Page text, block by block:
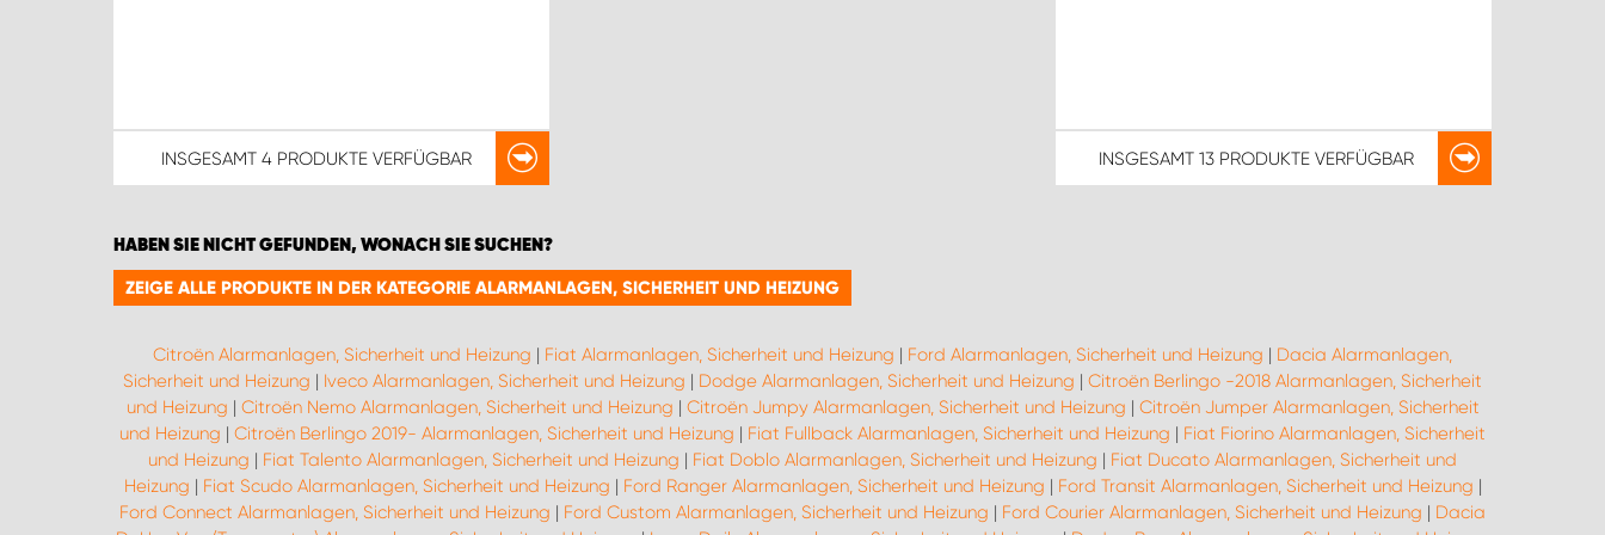
INSGESAMT 4 PRODUKTEVERFÜGBAR INSGESAMT 13 PRODUKTE VERFÜGBAR
HABEN SIE NICHT GEFUNDEN, WONACH SIE SUCHEN?
ZEIGE ALLE PRODUKTE IN DER KATEGORIE ALARMANLAGEN, SICHERHEIT UND HEIZUNG
Citroën Alarmanlagen, Sicherheit und Heizung | Fiat Alarmanlagen, Sicherheit und Heizung | Ford Alarmanlagen, Sicherheit und Heizung | Dacia Alarmanlagen,
Sicherheit und Heizung | Iveco Alarmanlagen, Sicherheit und Heizung | Dodge Alarmanlagen, Sicherheit und Heizung | Citroën Berlingo -2018 Alarmanlagen, Sicherheit
und Heizung | Citroën Nemo Alarmanlagen, Sicherheit und Heizung | Citroën Jumpy Alarmanlagen, Sicherheit und Heizung | Citroën Jumper Alarmanlagen, Sicherheit
und Heizung | Citroën Berlingo 2019- Alarmanlagen, Sicherheit und Heizung | Fiat Fullback Alarmanlagen, Sicherheit und Heizung | Fiat Fiorino Alarmanlagen, Sicherheit
und Heizung | Fiat Talento Alarmanlagen, Sicherheit und Heizung | Fiat Doblo Alarmanlagen, Sicherheit und Heizung | Fiat Ducato Alarmanlagen, Sicherheit und
Heizung | Fiat Scudo Alarmanlagen, Sicherheit und Heizung | Ford Ranger Alarmanlagen, Sicherheit und Heizung | Ford Transit Alarmanlagen, Sicherheit und Heizung |
Ford Connect Alarmanlagen, Sicherheit und Heizung | Ford Custom Alarmanlagen, Sicherheit und Heizung | Ford Courier Alarmanlagen, Sicherheit und Heizung | Dacia